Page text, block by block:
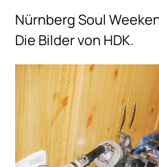
Nürnberg Soul
Die Bilder von HDK.